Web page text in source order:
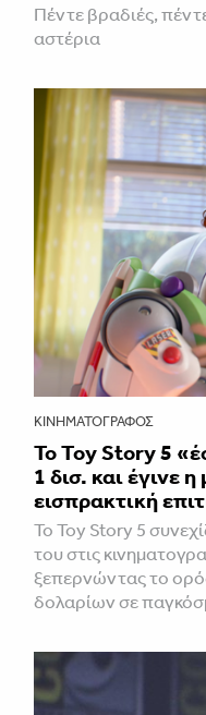
Πέντε βραδιές,
αστέρια
ΚΙΝΗΜΑΤΟΓΡΆΦΟΣ
Το Toy Story 5
1 δισ. και έγινε
εισπρακτική
Το Toy Story 5
του στις
ξεπερνώντας το
δολαρίων σε